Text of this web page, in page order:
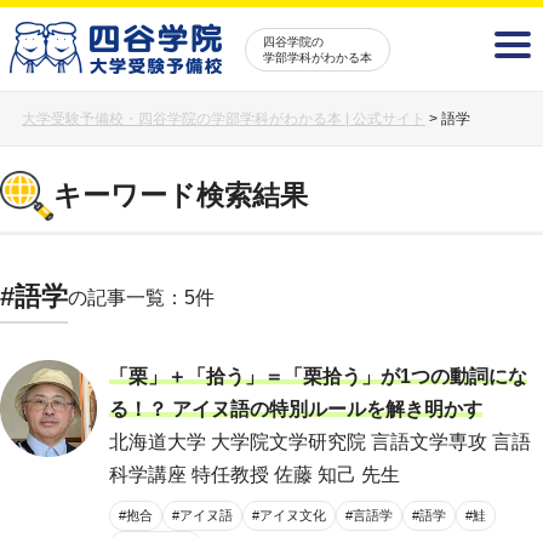
四谷学院の
学部学科がわかる本
大学受験予備校・四谷学院の学部学科がわかる本 | 公式サイト > 語学
キーワード検索結果
#語学の記事一覧：5件
「栗」＋「拾う」＝「栗拾う」が1つの動詞にな
る！？ アイヌ語の特別ルールを解き明かす
北海道大学 大学院文学研究院 言語文学専攻 言語
科学講座 特任教授 佐藤 知己 先生
#抱合 #アイヌ語 #アイヌ文化 #言語学 #語学 #鮭